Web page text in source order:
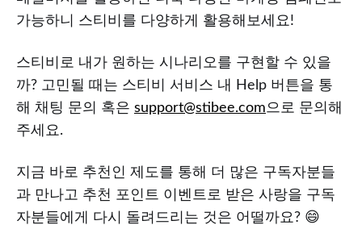
가능하니 스티비를 다양하게 활용해보세요!
스티비로 내가 원하는 시나리오를 구현할 수 있을
까? 고민될 때는 스티비 서비스 내 Help 버튼을 통
해 채팅 문의 혹은 support@stibee.com 으로 문의해
주세요.
지금 바로 추천인 제도를 통해 더 많은 구독자분들
과 만나고 추천 포인트 이벤트로 받은 사랑을 구독
자분들에게 다시 돌려드리는 것은 어떨까요? 😄